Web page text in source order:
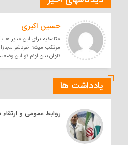
حسین اکبری
متاسفیم برای این مدیر
مرتکب میشه خودشو
تاوان بدن اونم تو این
یادداشت ها
روابط عمومی و ارتقاء